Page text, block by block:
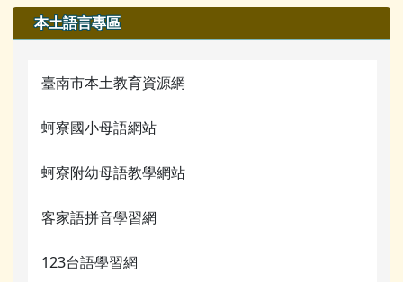
本土語言專區
臺南市本土教育資源網
蚵寮國小母語網站
蚵寮附幼母語教學網站
客家語拼音學習網
123台語學習網